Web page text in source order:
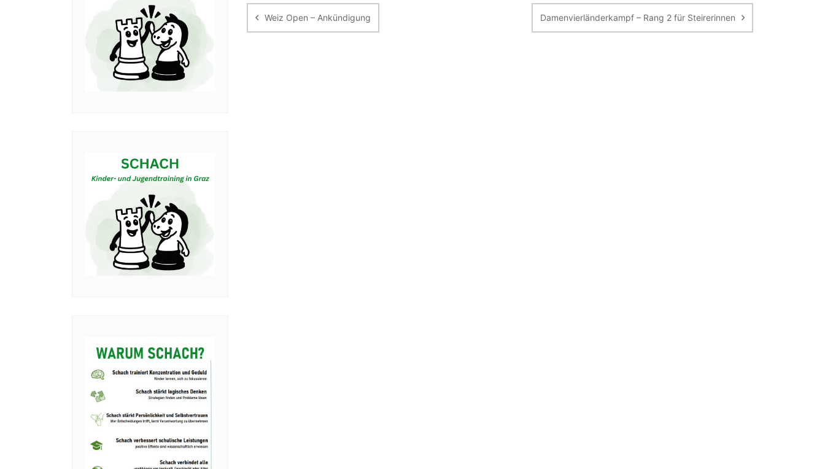
Weiz Open – Ankündigung Damenvierländerkampf – Rang 2 für Steirerinnen